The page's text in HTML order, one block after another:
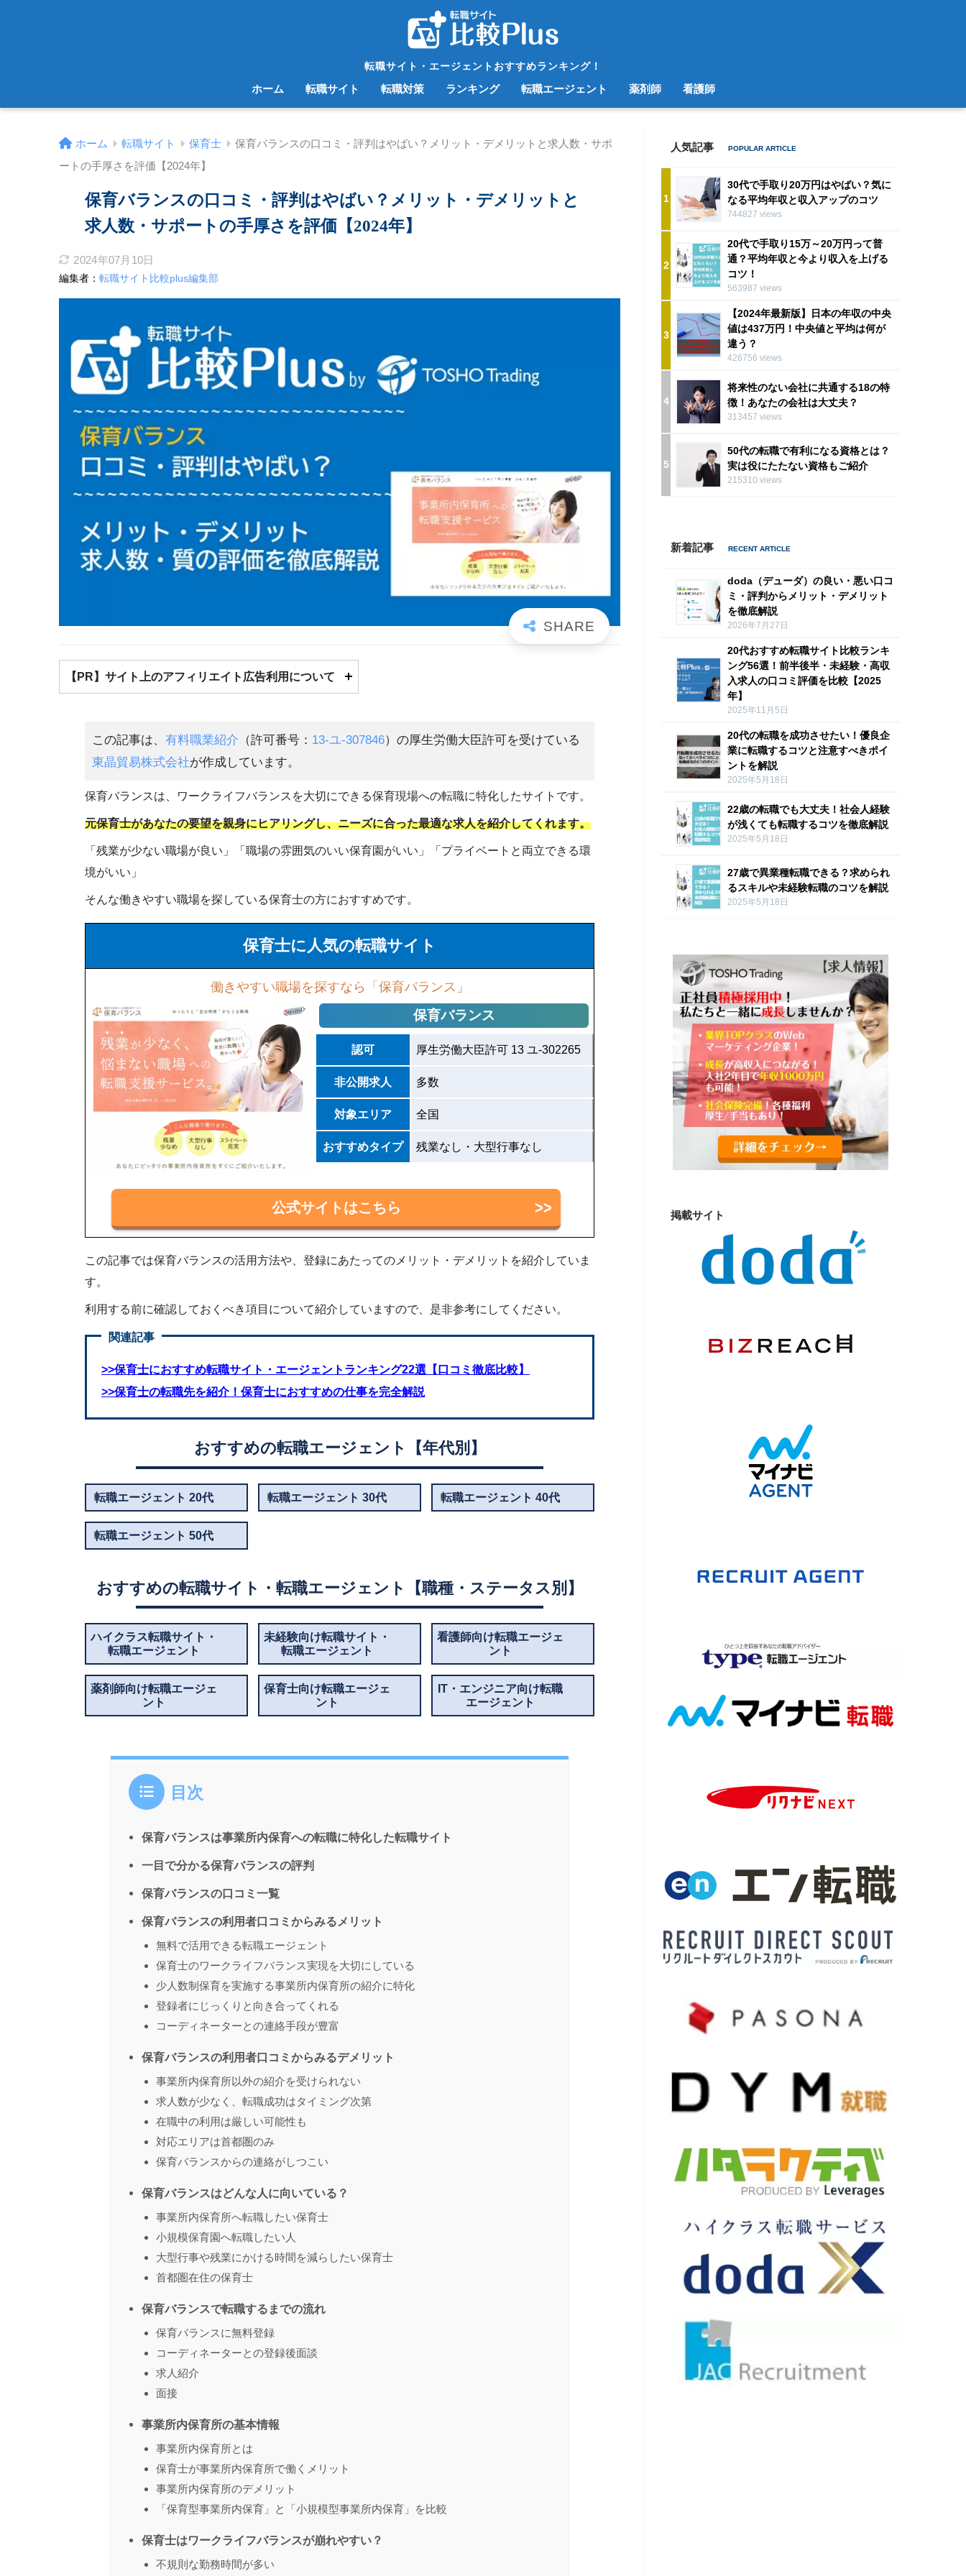
転職サイト・エージェントおすすめランキング！
ホーム 転職サイト 転職対策 ランキング 転職エージェント 薬剤師 看護師
ホーム 転職サイト 保育士
保育バランスの口コミ・評判はやばい？メリット・デメリットと求人数・サポ
ートの手厚さを評価【2024年】
保育バランスの口コミ・評判はやばい？メリット・デメリットと
求人数・サポートの手厚さを評価【2024年】
2024年07月10日
編集者： 転職サイト比較plus編集部
【PR】サイト上のアフィリエイト広告利用について
この記事は、 有料職業紹介 （許可番号： 13-ユ-307846）の厚生労働大臣許可を受けている
東晶貿易株式会社が作成しています。
保育バランスは、ワークライフバランスを大切にできる保育現場への転職に特化したサイトです。
元保育士があなたの要望を親身にヒアリングし、ニーズに合った最適な求人を紹介してくれます。
「残業が少ない職場が良い」「職場の雰囲気のいい保育園がいい」「プライベートと両立できる環
境がいい」
そんな働きやすい職場を探している保育士の方におすすめです。
保育士に人気の転職サイト
働きやすい職場を探すなら「保育バランス」
保育バランス
認可 厚生労働大臣許可 13 ユ-302265
非公開求人 多数
対象エリア 全国
おすすめタイプ 残業なし・大型行事なし
公式サイトはこちら
この記事では保育バランスの活用方法や、登録にあたってのメリット・デメリットを紹介していま
す。
利用する前に確認しておくべき項目について紹介していますので、是非参考にしてください。
関連記事
>>保育士におすすめ転職サイト・エージェントランキング22選【口コミ徹底比較】
>>保育士の転職先を紹介！保育士におすすめの仕事を完全解説
おすすめの転職エージェント【年代別】
転職エージェント 20代 転職エージェント 30代 転職エージェント 40代
転職エージェント 50代
おすすめの転職サイト・転職エージェント【職種・ステータス別】
ハイクラス転職サイト・
転職エージェント
未経験向け転職サイト・
転職エージェント
看護師向け転職エージェ
ント
薬剤師向け転職エージェ
ント
保育士向け転職エージェ
ント
IT・エンジニア向け転職
エージェント
目次
保育バランスは事業所内保育への転職に特化した転職サイト
一目で分かる保育バランスの評判
保育バランスの口コミ一覧
保育バランスの利用者口コミからみるメリット
無料で活用できる転職エージェント
保育士のワークライフバランス実現を大切にしている
少人数制保育を実施する事業所内保育所の紹介に特化
登録者にじっくりと向き合ってくれる
コーディネーターとの連絡手段が豊富
保育バランスの利用者口コミからみるデメリット
事業所内保育所以外の紹介を受けられない
求人数が少なく、転職成功はタイミング次第
在職中の利用は厳しい可能性も
対応エリアは首都圏のみ
保育バランスからの連絡がしつこい
保育バランスはどんな人に向いている？
事業所内保育所へ転職したい保育士
小規模保育園へ転職したい人
大型行事や残業にかける時間を減らしたい保育士
首都圏在住の保育士
保育バランスで転職するまでの流れ
保育バランスに無料登録
コーディネーターとの登録後面談
求人紹介
面接
事業所内保育所の基本情報
事業所内保育所とは
保育士が事業所内保育所で働くメリット
事業所内保育所のデメリット
「保育型事業所内保育」と「小規模型事業所内保育」を比較
保育士はワークライフバランスが崩れやすい？
不規則な勤務時間が多い
人気記事
1
30代で手取り20万円はやばい？気に
なる平均年収と収入アップのコツ
744827 views
2
20代で手取り15万～20万円って普
通？平均年収と今より収入を上げる
コツ！
563987 views
3
【2024年最新版】日本の年収の中央
値は437万円！中央値と平均は何が
違う？
426756 views
4
将来性のない会社に共通する18の特
徴！あなたの会社は大丈夫？
313457 views
5
50代の転職で有利になる資格とは？
実は役にたたない資格もご紹介
215310 views
新着記事
doda（デューダ）の良い・悪い口コ
ミ・評判からメリット・デメリット
を徹底解説
2026年7月27日
20代おすすめ転職サイト比較ランキ
ング56選！前半後半・未経験・高収
入求人の口コミ評価を比較【2025
年】
2025年11月5日
20代の転職を成功させたい！優良企
業に転職するコツと注意すべきポイ
ントを解説
2025年5月18日
22歳の転職でも大丈夫！社会人経験
が浅くても転職するコツを徹底解説
2025年5月18日
27歳で異業種転職できる？求められ
るスキルや未経験転職のコツを解説
2025年5月18日
掲載サイト